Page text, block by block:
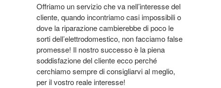
Offriamo un servizio che va nell’interesse del
cliente, quando incontriamo casi impossibili o
dove la riparazione cambierebbe di poco le
sorti dell’elettrodomestico, non facciamo false
promesse! Il nostro successo è la piena
soddisfazione del cliente ecco perché
cerchiamo sempre di consigliarvi al meglio,
per il vostro reale interesse!